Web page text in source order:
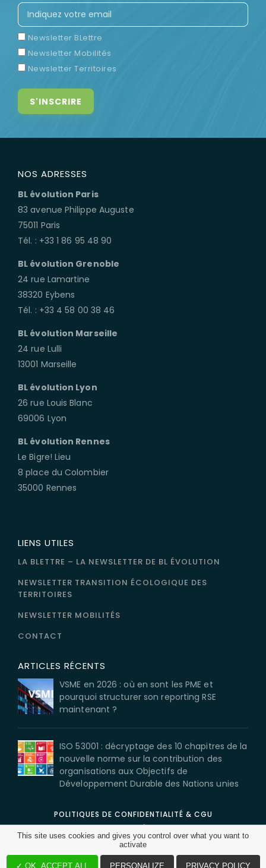
Newsletter BLettre
Newsletter Mobilités
Newsletter Territoires
NOS ADRESSES
BL évolution Paris
83 avenue Philippe Auguste
75011 Paris
Tél. : +33 1 86 95 48 90
BL évolution Grenoble
24 rue Lamartine
38320 Eybens
Tél. : +33 4 58 00 38 46
BL évolution Marseille
24 rue Lulli
13001 Marseille
BL évolution Lyon
26 rue Louis Blanc
69006 Lyon
BL évolution Rennes
Le Bigre! Lieu
8 place du Colombier
35000 Rennes
LIENS UTILES
LA BLETTRE – LA NEWSLETTER DE BL ÉVOLUTION
NEWSLETTER TRANSITION ÉCOLOGIQUE DES
TERRITOIRES
NEWSLETTER MOBILITÉS
CONTACT
ARTICLES RÉCENTS
VSME en 2026 : où en sont les PME et
pourquoi structurer son reporting RSE
maintenant ?
ISO 53001 : décryptage des 10 chapitres de la
nouvelle norme sur la contribution des
organisations aux Objectifs de
Développement Durable des Nations unies
©2026 BL évolution. Tous droits réservés.
POLITIQUES DE CONFIDENTIALITÉ & CGU
MENTIONS LÉGALES
CGV
This site uses cookies and gives you control over what you want to
activate
✓ OK, ACCEPT ALL PERSONALIZE PRIVACY POLICY